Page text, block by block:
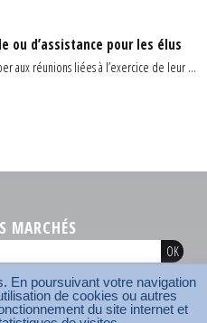
ou d’assistance pour les élus
aux réunions liées à l’exercice de leur ...
MARCHÉS
légales
Contact
En poursuivant votre navigation
de cookies ou autres
du site internet et